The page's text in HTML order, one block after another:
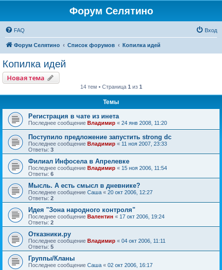
Форум Селятино
FAQ Вход
Форум Селятино Список форумов Копилка идей
Копилка идей
Новая тема
14 тем • Страница 1 из 1
Темы
Регистрация в чате из инета
Последнее сообщение Владимир « 24 янв 2008, 11:20
Поступило предложение запустить strong dc
Последнее сообщение Владимир « 11 ноя 2007, 23:33
Ответы: 3
Филиал Инфосела в Апрелевке
Последнее сообщение Владимир « 15 ноя 2006, 11:54
Ответы: 6
Мысль. А есть смысл в дневнике?
Последнее сообщение Саша « 20 окт 2006, 12:27
Ответы: 2
Идея "Зона народного контроля"
Последнее сообщение Валентин « 17 окт 2006, 19:24
Ответы: 2
Отказники.ру
Последнее сообщение Владимир « 04 окт 2006, 11:11
Ответы: 5
Группы/Кланы
Последнее сообщение Саша « 02 окт 2006, 16:17